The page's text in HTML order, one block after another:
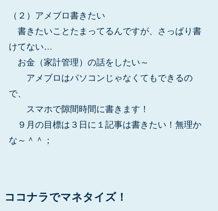
（２）アメブロ書きたい
書きたいことたまってるんですが、さっぱり書
けてない…
お金（家計管理）の話をしたい～
アメブロはパソコンじゃなくてもできるの
で、
スマホで隙間時間に書きます！
９月の目標は３日に１記事は書きたい！無理か
な～＾＾；
ココナラでマネタイズ！